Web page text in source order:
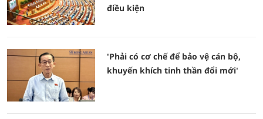
điều kiện
'Phải có cơ chế để bảo vệ cán bộ,
khuyến khích tinh thần đổi mới'